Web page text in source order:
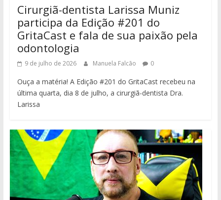
Cirurgiã-dentista Larissa Muniz
participa da Edição #201 do
GritaCast e fala de sua paixão pela
odontologia
9 de julho de 2026 Manuela Falcão 0
Ouça a matéria! A Edição #201 do GritaCast recebeu na
última quarta, dia 8 de julho, a cirurgiã-dentista Dra.
Larissa